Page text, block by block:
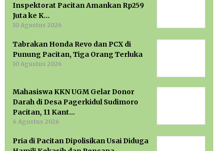
Inspektorat Pacitan Amankan Rp259
Juta ke K…
10 Agustus 2026
Tabrakan Honda Revo dan PCX di
Punung Pacitan, Tiga Orang Terluka
10 Agustus 2026
Mahasiswa KKN UGM Gelar Donor
Darah di Desa Pagerkidul Sudimoro
Pacitan, 11 Kant…
6 Agustus 2026
Pria di Pacitan Dipolisikan Usai Diduga